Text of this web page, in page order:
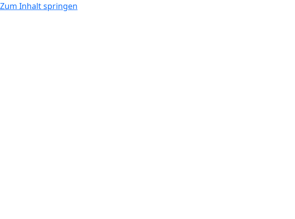
Zum Inhalt springen